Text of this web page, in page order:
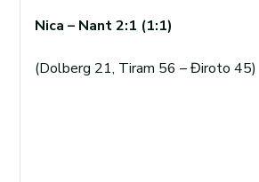
Nica – Nant 2:1 (1:1)
(Dolberg 21, Tiram 56 – Điroto 45)